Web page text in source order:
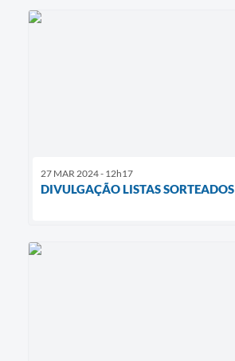
27 MAR 2024 - 12h17
DIVULGAÇÃO LISTAS